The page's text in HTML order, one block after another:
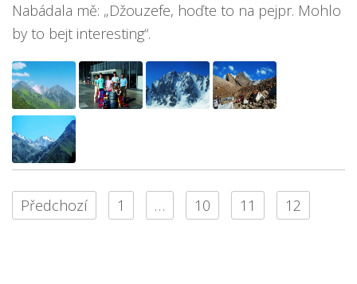
Nabádala mě: „Džouzefe, hoďte to na pejpr. Mohlo
by to bejt interesting“.
Předchozí 1 … 10 11 12